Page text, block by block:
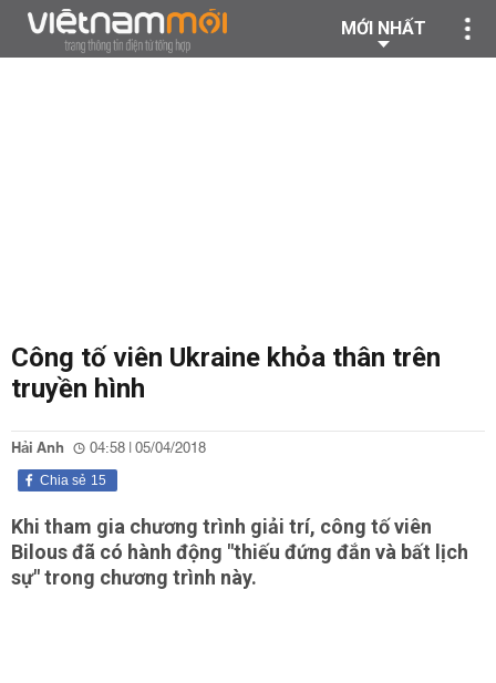
MỚI NHẤT
Công tố viên Ukraine khỏa thân trên
truyền hình
Hải Anh 04:58 | 05/04/2018
15
Chia sẻ
Khi tham gia chương trình giải trí, công tố viên
Bilous đã có hành động "thiếu đứng đắn và bất lịch
sự" trong chương trình này.